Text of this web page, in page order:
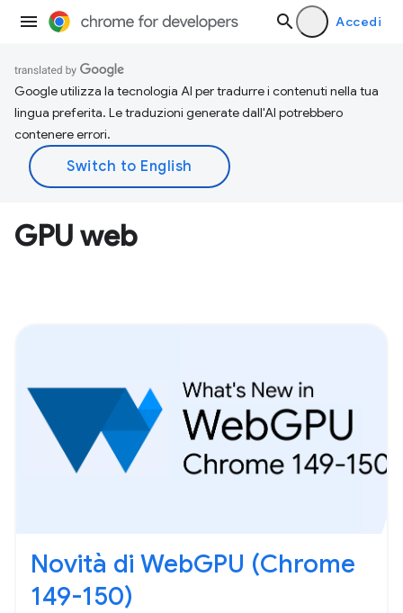
Accedi
Google utilizza la tecnologia AI per tradurre i contenuti nella tua
lingua preferita. Le traduzioni generate dall'AI potrebbero
contenere errori.
GPU web
Novità di WebGPU (Chrome
149-150)